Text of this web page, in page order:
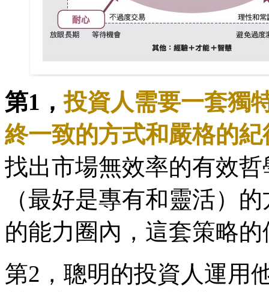
第1，投資人需要一套獨
終一致的方式和嚴格的
找出市場無效率的有效
（最好是專有和靈活）
的能力圈內，這套策略
第2，聰明的投資人運用